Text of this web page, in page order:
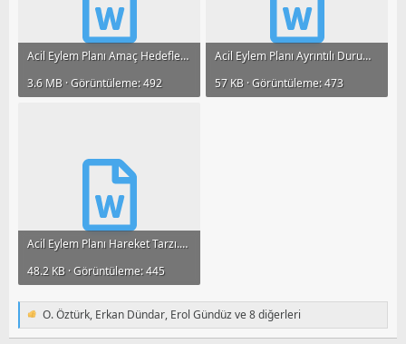
Acil Eylem Planı Amaç Hedefler ve Sorumluluklar.doc
3.6 MB · Görüntüleme: 492
Acil Eylem Planı Ayrıntılı Durum Raporu.doc
57 KB · Görüntüleme: 473
Acil Eylem Planı Hareket Tarzı.doc
48.2 KB · Görüntüleme: 445
T
e
O. Öztürk, Erkan Dündar, Erol Gündüzve 8 diğerleri